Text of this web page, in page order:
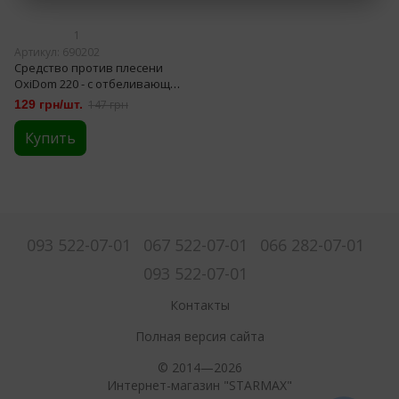
Артикул: 690202
Средство против плесени
OxiDom 220 - с отбеливающим
эффектом 0,5л (690202)
129 грн/шт. 147 грн
Купить
093 522-07-01 067 522-07-01
066 282-07-01
093 522-07-01
Контакты
Полная версия сайта
© 2014—2026
Интернет-магазин "STARMAX"